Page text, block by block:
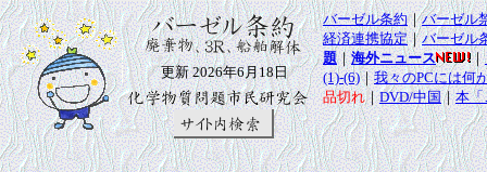
更新 2026年6月18日
バーゼル条約｜バーゼル
経済連携協定｜バーゼル
題｜海外ニュース ｜
(1)-(6)｜我々のPCには何
品切れ｜DVD/中国｜本「